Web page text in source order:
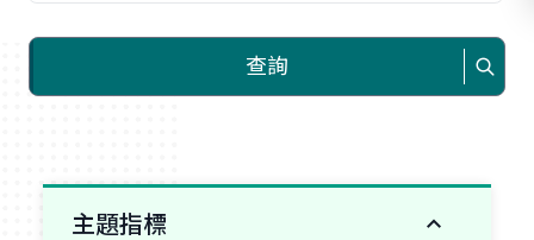
查詢
主題指標